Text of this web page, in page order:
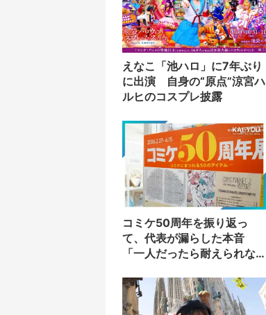
えなこ「池ハロ」に7年ぶり
に出演 自身の“原点”涼宮ハ
ルヒのコスプレ披露
コミケ50周年を振り返っ
て、代表が漏らした本音
「一人だったら耐えられな